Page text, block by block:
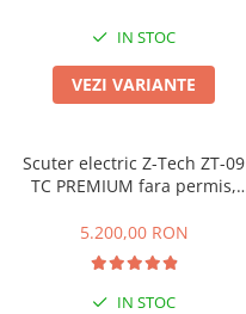
Scutere Electrice
⬇ TIPURI
Cu 3 Roti fara Permis
Cu Pedale
Fara Permis
IN STOC
VEZI VARIANTE
Scuter electric Z-Tech ZT-09
TC PREMIUM fara permis,
Viteza 25km/h, Autonomie 40-
50 km/h
5.200,00 RON
IN STOC